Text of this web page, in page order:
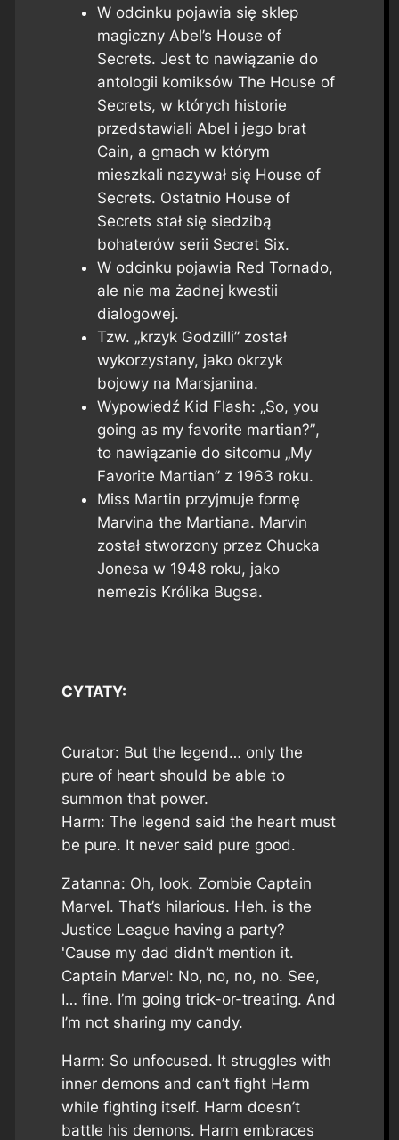
W odcinku pojawia się sklep
magiczny Abel’s House of
Secrets. Jest to nawiązanie do
antologii komiksów The House of
Secrets, w których historie
przedstawiali Abel i jego brat
Cain, a gmach w którym
mieszkali nazywał się House of
Secrets. Ostatnio House of
Secrets stał się siedzibą
bohaterów serii Secret Six.
W odcinku pojawia Red Tornado,
ale nie ma żadnej kwestii
dialogowej.
Tzw. „krzyk Godzilli” został
wykorzystany, jako okrzyk
bojowy na Marsjanina.
Wypowiedź Kid Flash: „So, you
going as my favorite martian?”,
to nawiązanie do sitcomu „My
Favorite Martian” z 1963 roku.
Miss Martin przyjmuje formę
Marvina the Martiana. Marvin
został stworzony przez Chucka
Jonesa w 1948 roku, jako
nemezis Królika Bugsa.
CYTATY:
Curator: But the legend… only the
pure of heart should be able to
summon that power.
Harm: The legend said the heart must
be pure. It never said pure good.
Zatanna: Oh, look. Zombie Captain
Marvel. That’s hilarious. Heh. is the
Justice League having a party?
'Cause my dad didn’t mention it.
Captain Marvel: No, no, no, no. See,
I… fine. I’m going trick-or-treating. And
I’m not sharing my candy.
Harm: So unfocused. It struggles with
inner demons and can’t fight Harm
while fighting itself. Harm doesn’t
battle his demons. Harm embraces